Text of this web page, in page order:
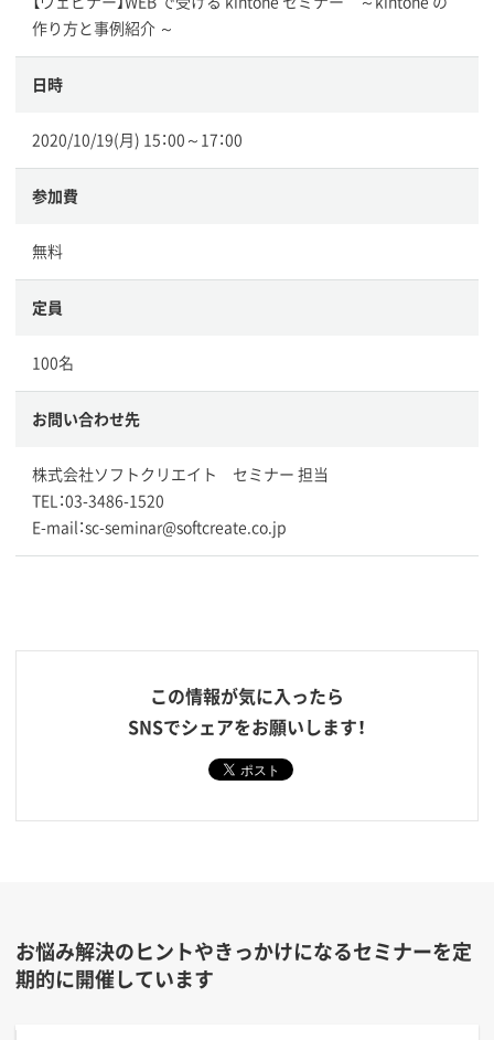
作り方と事例紹介 ～
日時
2020/10/19(月) 15：00～17：00
参加費
無料
定員
100名
お問い合わせ先
株式会社ソフトクリエイト セミナー 担当
TEL：03-3486-1520
E-mail：sc-seminar@softcreate.co.jp
この情報が気に入ったら
SNSでシェアをお願いします！
お悩み解決のヒントやきっかけになるセミナーを定
期的に開催しています